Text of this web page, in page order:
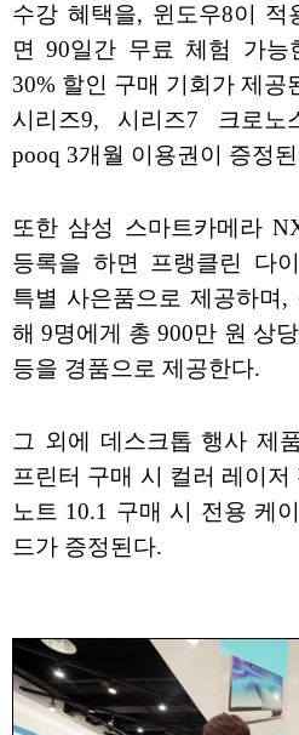
수강 혜택을, 윈도우8이 적
면 90일간 무료 체험 가능
30% 할인 구매 기회가 제공
시리즈9, 시리즈7 크로노
pooq 3개월 이용권이 증정
또한 삼성 스마트카메라
등록을 하면 프랭클린 다
특별 사은품으로 제공하며
해 9명에게 총 900만 원 상
등을 경품으로 제공한다.
그 외에 데스크톱 행사 제
프린터 구매 시 컬러 레이저
노트 10.1 구매 시 전용 케
드가 증정된다.